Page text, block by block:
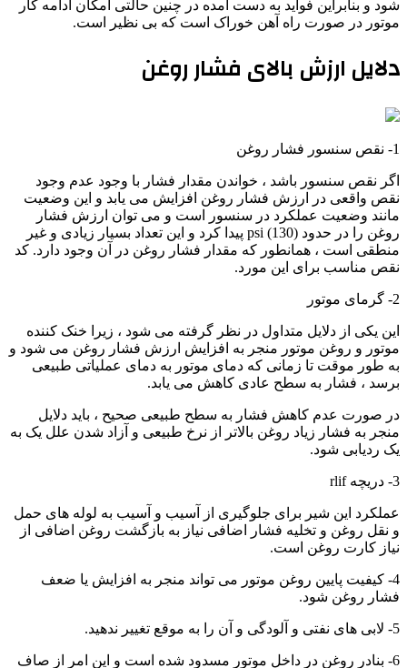
شود و بنابراین فواید به دست آمده در چنین حالتی امکان ادامه کار
موتور در صورت راه آهن خوراک است که بی نظیر است.
دلایل ارزش بالای فشار روغن
1- نقص سنسور فشار روغن
اگر نقص سنسور باشد ، خواندن مقدار فشار با وجود عدم وجود
نقص واقعی در ارزش فشار روغن افزایش می یابد و این وضعیت
مانند وضعیت عملکرد در سنسور است و می توان ارزش فشار
روغن را در حدود (130) psi پیدا کرد و این تعداد بسیار زیادی و غیر
منطقی است ، همانطور که مقدار فشار روغن در آن وجود دارد. کد
نقص مناسب برای این مورد.
2- گرمای موتور
این یکی از دلایل متداول در نظر گرفته می شود ، زیرا خنک کننده
موتور و روغن موتور منجر به افزایش ارزش فشار روغن می شود و
به طور موقت تا زمانی که دمای موتور به دمای عملیاتی طبیعی
برسد ، فشار به سطح عادی کاهش می یابد.
در صورت عدم کاهش فشار به سطح طبیعی صحیح ، باید دلایل
منجر به فشار زیاد روغن بالاتر از نرخ طبیعی و آزاد شدن علل یک به
یک ردیابی شود.
3- دریچه rlif
عملکرد این شیر برای جلوگیری از آسیب و آسیب به لوله های حمل
و نقل روغن و تخلیه فشار اضافی نیاز به بازگشت روغن اضافی از
نیاز کارت روغن است.
4- کیفیت پایین روغن موتور می تواند منجر به افزایش یا ضعف
فشار روغن شود.
5- لابی های نفتی و آلودگی و آن را به موقع تغییر ندهید.
6- بنادر روغن در داخل موتور مسدود شده است و این امر از صاف